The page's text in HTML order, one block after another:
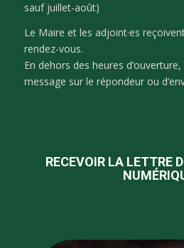
sauf juillet-août)
Le Maire et les adjoint·es
rendez-vous.
En dehors des heures
message sur le répondeur ou
RECEVOIR LA LETTRE